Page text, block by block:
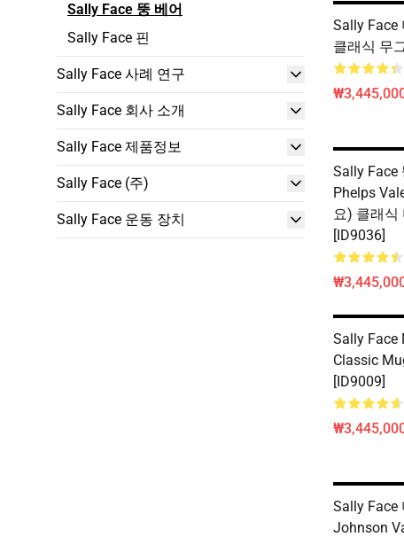
Sally Face 뚱 베어
Sally Face 핀
Sally Face 사례 연구
Sally Face 회사 소개
Sally Face 제품정보
Sally Face (주)
Sally Face 운동 장치
Sally Face
클래식 무
Sally Face
Phelps
요) 클래식
[ID9036]
Sally Face
Classic
[ID9009]
Sally Face
Johnson